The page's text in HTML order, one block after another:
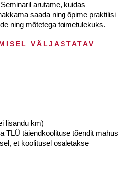
arutame, kuidas
saada ning õpime praktilisi
ning mõtetega toimetulekuks.
VÄLJASTATAV
lisandu km)
TLÜ täiendkoolituse tõendit mahus
et koolitusel osaletakse